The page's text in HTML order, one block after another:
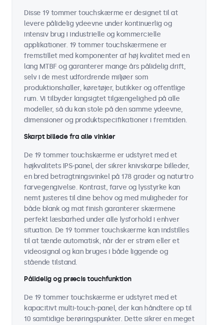
Disse 19 tommer touchskærme er designet til at
levere pålidelig ydeevne under kontinuerlig og
intensiv brug i industrielle og kommercielle
applikationer. 19 tommer touchskærmene er
fremstillet med komponenter af høj kvalitet med en
lang MTBF og garanterer mange års pålidelig drift,
selv i de mest udfordrende miljøer som
produktionshaller, køretøjer, butikker og offentlige
rum. Vi tilbyder langsigtet tilgængelighed på alle
modeller, så du kan stole på den samme ydeevne,
dimensioner og produktspecifikationer i fremtiden.
Skarpt billede fra alle vinkler
De 19 tommer touchskærme er udstyret med et
højkvalitets IPS-panel, der sikrer knivskarpe billeder,
en bred betragtningsvinkel på 178 grader og naturtro
farvegengivelse. Kontrast, farve og lysstyrke kan
nemt justeres til dine behov og med muligheder for
både blank og mat finish garanterer skærmene
perfekt læsbarhed under alle lysforhold i enhver
situation. De 19 tommer touchskærme kan indstilles
til at tænde automatisk, når der er strøm eller et
videosignal og kan bruges i både liggende og
stående tilstand.
Pålidelig og præcis touchfunktion
De 19 tommer touchskærme er udstyret med et
kapacitivt multi-touch-panel, der kan håndtere op til
10 samtidige berøringspunkter. Dette sikrer en meget